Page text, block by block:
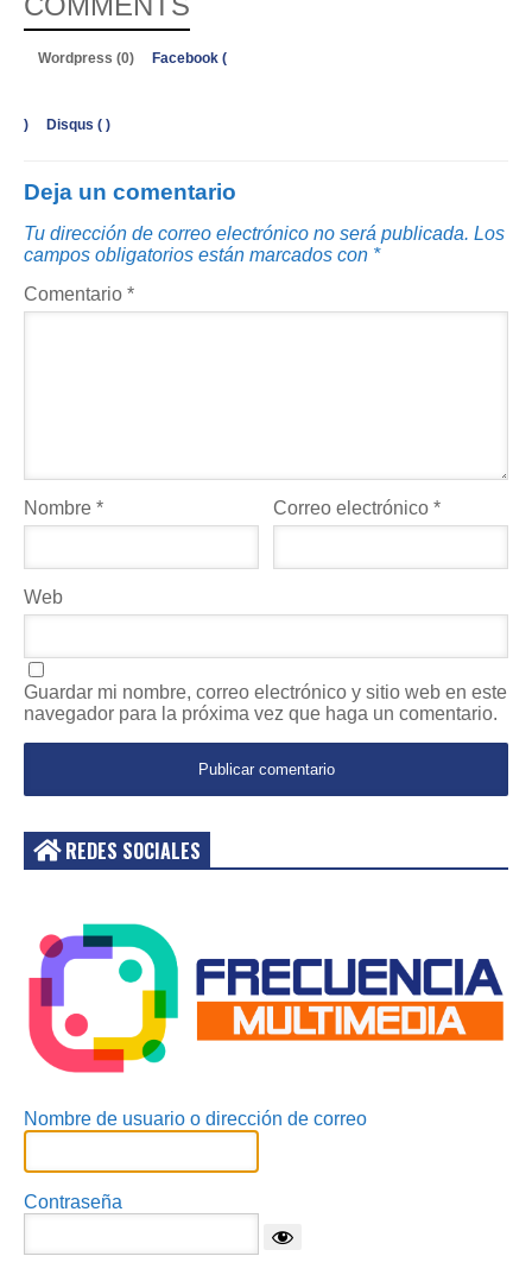
Wordpress (0) Facebook (
) Disqus ( )
Deja un comentario
Tu dirección de correo electrónico no será publicada. Los
campos obligatorios están marcados con *
Comentario *
Nombre * Correo electrónico*
Web
Guardar mi nombre, correo electrónico y sitio web en este
navegador para la próxima vez que haga un comentario.
REDES SOCIALES
Nombre de usuario o dirección de correo
Contraseña